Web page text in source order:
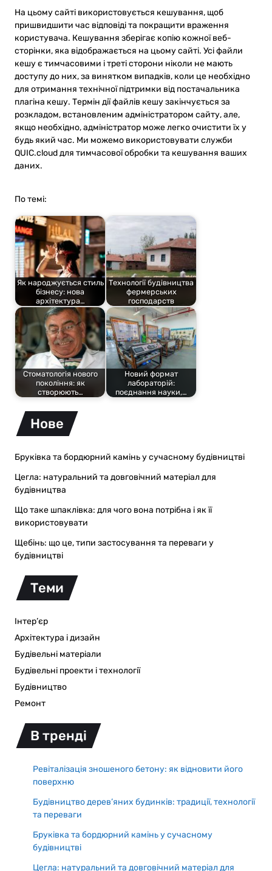
На цьому сайті використовується кешування, щоб
пришвидшити час відповіді та покращити враження
користувача. Кешування зберігає копію кожної веб-
сторінки, яка відображається на цьому сайті. Усі файли
кешу є тимчасовими і треті сторони ніколи не мають
доступу до них, за винятком випадків, коли це необхідно
для отримання технічної підтримки від постачальника
плагіна кешу. Термін дії файлів кешу закінчується за
розкладом, встановленим адміністратором сайту, але,
якщо необхідно, адміністратор може легко очистити їх у
будь який час. Ми можемо використовувати служби
QUIC.cloud для тимчасової обробки та кешування ваших
даних.
По темі:
Як народжується стиль
бізнесу: нова
архітектура…
Технології будівництва
фермерських
господарств
Стоматологія нового
покоління: як
створюють…
Новий формат
лабораторій:
поєднання науки,…
Нове
Бруківка та бордюрний камінь у сучасному будівництві
Цегла: натуральний та довговічний матеріал для
будівництва
Що таке шпаклівка: для чого вона потрібна і як її
використовувати
Щебінь: що це, типи застосування та переваги у
будівництві
Теми
Інтер’єр
Архітектура і дизайн
Будівельні матеріали
Будівельні проекти і технології
Будівництво
Ремонт
В тренді
Ревіталізація зношеного бетону: як відновити його
поверхню
Будівництво дерев’яних будинків: традиції, технології
та переваги
Бруківка та бордюрний камінь у сучасному
будівництві
Цегла: натуральний та довговічний матеріал для